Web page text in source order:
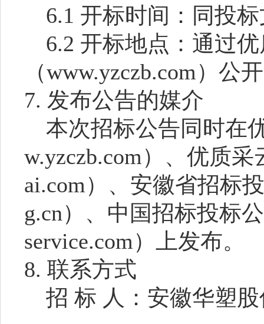
6.1 开标时间：同投
6.2 开标地点：通过
（www.yzczb.com）公
7. 发布公告的媒介
本次招标公告同时在
w.yzczb.com）、优质
ai.com）、安徽省招标
g.cn）、中国招标投标
service.com）上发布。
8. 联系方式
招 标 人：安徽华塑